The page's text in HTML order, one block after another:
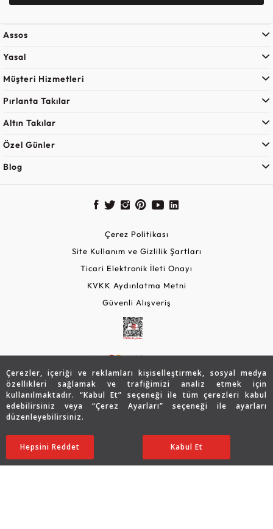
Çerezler, içeriği ve reklamları kişiselleştirmek, sosyal medya
özellikleri sağlamak ve trafiğimizi analiz etmek için
kullanılmaktadır. “Kabul Et” seçeneği ile tüm çerezleri kabul
edebilirsiniz veya “Çerez Ayarları” seçeneği ile ayarları
düzenleyebilirsiniz.
Ayarları Düzenle
Hepsini Reddet Kabul Et
55.788 TL
27.894TL SATIN ALIN
Assos
Yasal
Müşteri Hizmetleri
Pırlanta Takılar
Altın Takılar
Özel Günler
Blog
© 2026 Assos Diamond
Çerez Politikası
Site Kullanım ve Gizlilik Şartları
Ticari Elektronik İleti Onayı
KVKK Aydınlatma Metni
Güvenli Alışveriş
Copyright © 2026 Assos Pırlanta - Bu sitenin tüm hakları